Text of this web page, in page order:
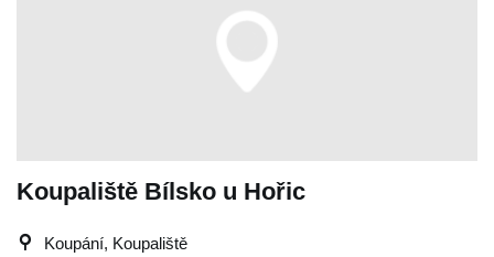
Koupaliště Bílsko u Hořic
Koupání, Koupaliště